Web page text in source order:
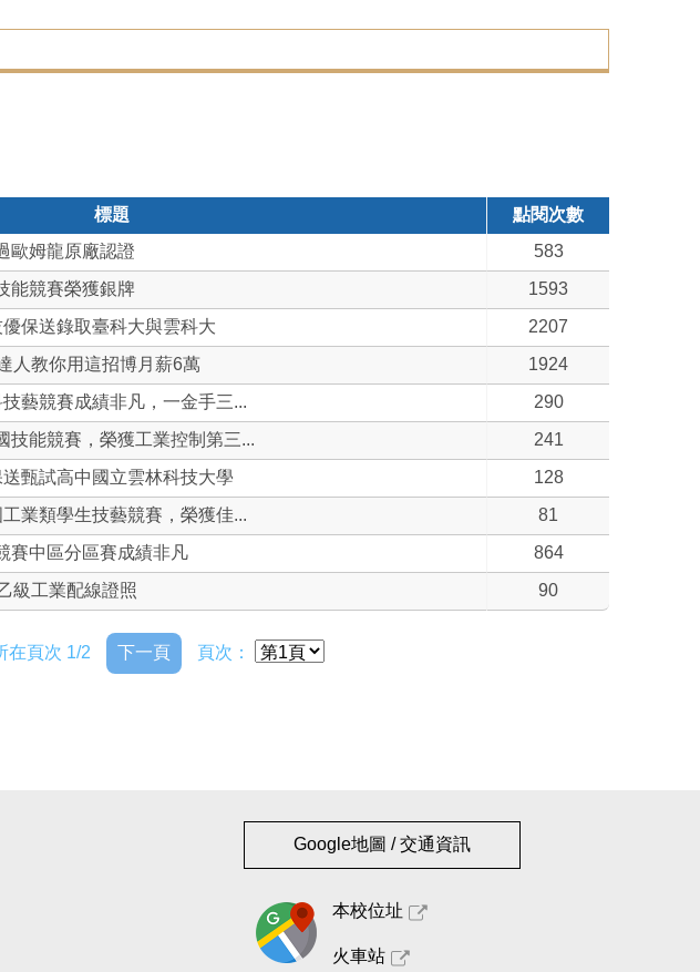
標題
點閱次數
歐姆龍原廠認證
583
能競賽榮獲銀牌
1593
保送錄取臺科大與雲科大
2207
人教你用這招博月薪6萬
1924
藝競賽成績非凡，一金手三...
290
技能競賽，榮獲工業控制第三...
241
甄試高中國立雲林科技大學
128
業類學生技藝競賽，榮獲佳...
81
賽中區分區賽成績非凡
864
級工業配線證照 90
在頁次 1/2 下一頁 頁次：
Google地圖 / 交通資訊
本校位址
火車站